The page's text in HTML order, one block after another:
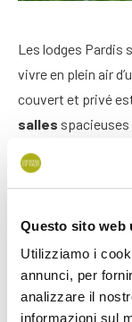
Questo sito web
Utilizziamo i
annunci, per
analizzare il
informazioni sul
Les lodges Pardis
vivre en plein air
couvert et privé
salles spacieuses
la chambre
salon et une
mélange aux
atmosphère
Vivre dans un
la famille : les